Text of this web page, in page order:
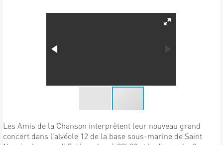
Les Amis de la Chanson interprètent leur nouveau grand
concert dans l’alvéole 12 de la base sous-marine de Saint